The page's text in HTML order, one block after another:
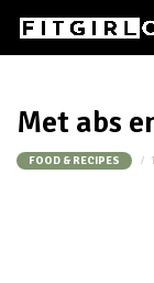
Met abs
FOOD & RECIPES